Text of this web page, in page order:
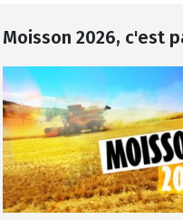
Moisson 2026, c'est